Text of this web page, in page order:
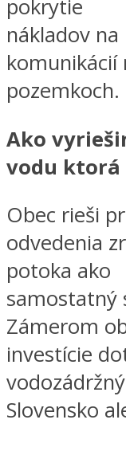
pokrytie
nákladov
komunikácií
pozemkoch.
Ako
vodu ktorá
Obec rieši
odvedenia
potoka ako
samostatný
Zámerom
investície
Slovensko